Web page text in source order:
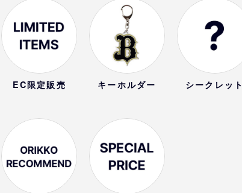
EC限定販売 キーホルダー シークレット